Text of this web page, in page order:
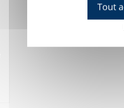
Tout